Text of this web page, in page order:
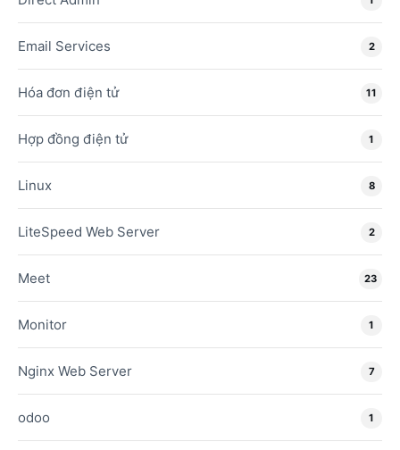
Email Services 2
Hóa đơn điện tử 11
Hợp đồng điện tử 1
Linux 8
LiteSpeed Web Server 2
Meet 23
Monitor 1
Nginx Web Server 7
odoo 1